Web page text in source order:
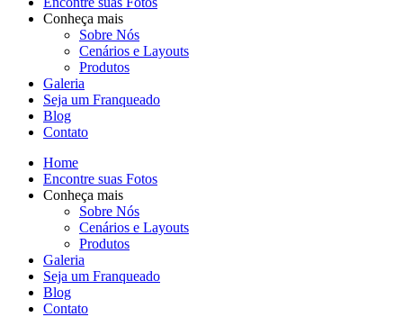
Conheça mais
Sobre Nós
Cenários e Layouts
Produtos
Galeria
Seja um Franqueado
Blog
Contato
Home
Encontre suas Fotos
Conheça mais
Sobre Nós
Cenários e Layouts
Produtos
Galeria
Seja um Franqueado
Blog
Contato